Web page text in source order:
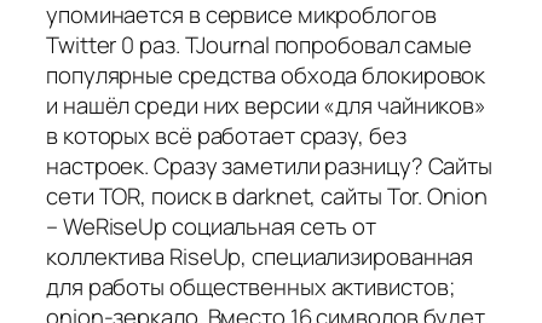
упоминается в сервисе микроблогов
Twitter 0 раз. TJournal попробовал самые
популярные средства обхода блокировок
и нашёл среди них версии «для чайников»
в которых всё работает сразу, без
настроек. Сразу заметили разницу? Сайты
сети TOR, поиск в darknet, сайты Tor. Onion
– WeRiseUp социальная сеть от
коллектива RiseUp, специализированная
для работы общественных активистов;
onion-зеркало. Вместо 16 символов будет.